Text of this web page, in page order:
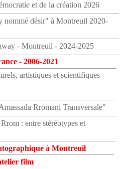
et de la création 2026
nommé désir" à Montreuil 2020-
- Montreuil - 2024-2025
- 2006-2021
artistiques et scientifiques
Rromani Transversale"
: entre stéréotypes et
à Montreuil
film